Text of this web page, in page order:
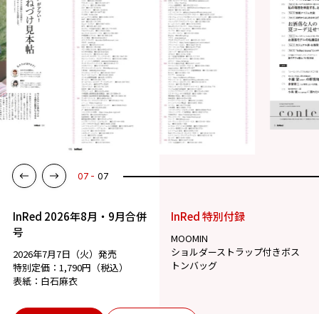
07 07
InRed 2026年8月・9月合併
号
2026年7月7日（火）発売
特別定価：1,790円（税込）
表紙：白石麻衣
InRed 特別付録
MOOMIN
ショルダーストラップ付きボス
トンバッグ